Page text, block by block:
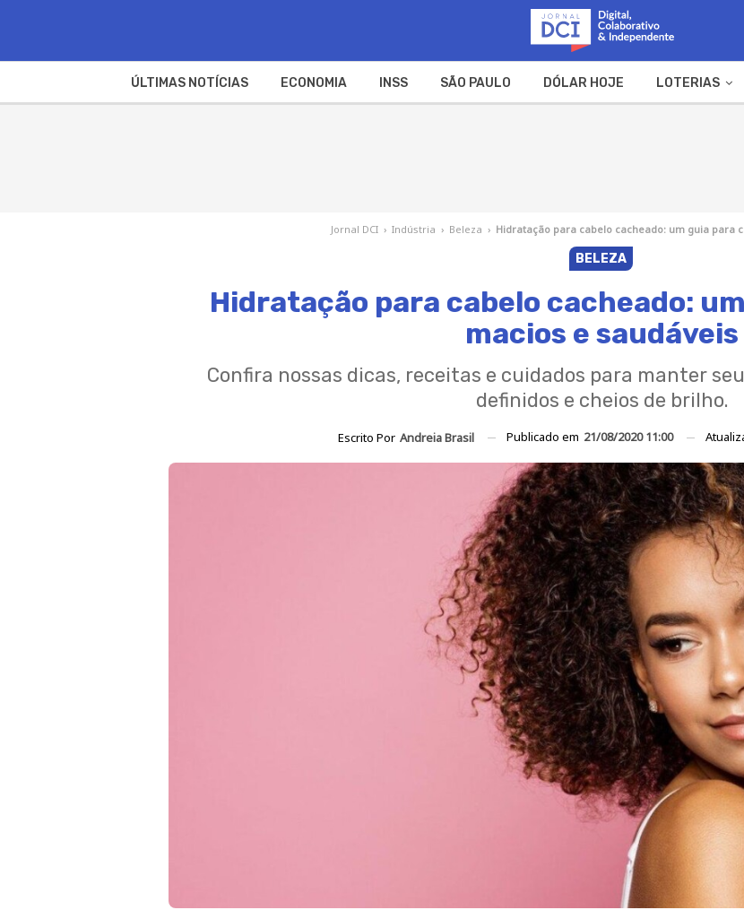
ÚLTIMAS NOTÍCIAS ECONOMIA INSS SÃO PAULO DÓLAR HOJE LOTERIAS
Jornal DCI › Indústria › Beleza › Hidratação para cabelo cacheado: um guia para
BELEZA
Hidratação para cabelo cacheado:
macios e saudáveis
Confira nossas dicas, receitas e cuidados para manter
definidos e cheios de brilho.
Escrito Por Andreia Brasil Publicado em 21/08/2020 11:00